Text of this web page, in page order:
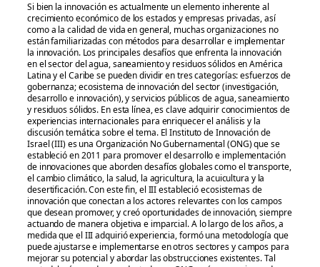
Si bien la innovación es actualmente un elemento inherente al
crecimiento económico de los estados y empresas privadas, así
como a la calidad de vida en general, muchas organizaciones no
están familiarizadas con métodos para desarrollar e implementar
la innovación. Los principales desafíos que enfrenta la innovación
en el sector del agua, saneamiento y residuos sólidos en América
Latina y el Caribe se pueden dividir en tres categorías: esfuerzos de
gobernanza; ecosistema de innovación del sector (investigación,
desarrollo e innovación), y servicios públicos de agua, saneamiento
y residuos sólidos. En esta línea, es clave adquirir conocimientos de
experiencias internacionales para enriquecer el análisis y la
discusión temática sobre el tema. El Instituto de Innovación de
Israel (III) es una Organización No Gubernamental (ONG) que se
estableció en 2011 para promover el desarrollo e implementación
de innovaciones que aborden desafíos globales como el transporte,
el cambio climático, la salud, la agricultura, la acuicultura y la
desertificación. Con este fin, el III estableció ecosistemas de
innovación que conectan a los actores relevantes con los campos
que desean promover, y creó oportunidades de innovación, siempre
actuando de manera objetiva e imparcial. A lo largo de los años, a
medida que el III adquirió experiencia, formó una metodología que
puede ajustarse e implementarse en otros sectores y campos para
mejorar su potencial y abordar las obstrucciones existentes. Tal